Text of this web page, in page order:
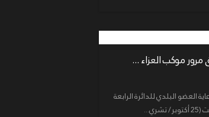
موكب العزاء ...
البلدي للدائرة الرابعة